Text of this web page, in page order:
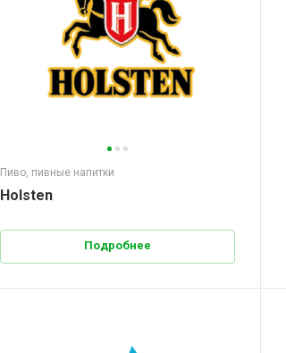
Пиво, пивные напитки
Holsten
Подробнее